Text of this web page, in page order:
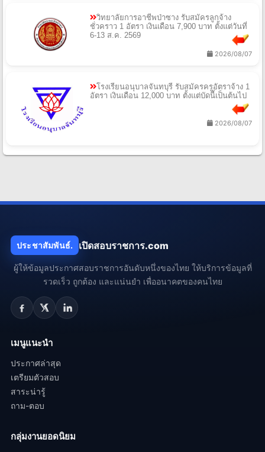
วิทยาลัยการอาชีพป่าซาง รับสมัครลูกจ้าง
ชั่วคราว 1 อัตรา เงินเดือน 7,900 บาท ตั้งแต่วันที่
6-13 ส.ค. 2569
2026/08/07
โรงเรียนอนุบาลจันทบุรี รับสมัครครูอัตราจ้าง 1
อัตรา เงินเดือน 12,000 บาท ตั้งแต่บัดนี้เป็นต้นไป
2026/08/07
ประชาสัมพันธ์. เปิดสอบราชการ.com
ผู้ให้ข้อมูลประกาศสอบราชการอันดับหนึ่งของไทย ให้บริการข้อมูลที่
รวดเร็ว ถูกต้อง และแน่นยำ เพื่ออนาคตของคนไทย
เมนูแนะนำ
ประกาศล่าสุด
เตรียมตัวสอบ
สาระน่ารู้
ถาม-ตอบ
กลุ่มงานยอดนิยม